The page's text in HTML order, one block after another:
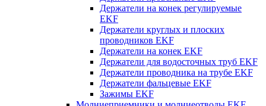
Держатели на конек регулируемые
EKF
Держатели круглых и плоских
проводников EKF
Держатели на конек EKF
Держатели для водосточных труб EKF
Держатели проводника на трубе EKF
Держатели фальцевые EKF
Зажимы EKF